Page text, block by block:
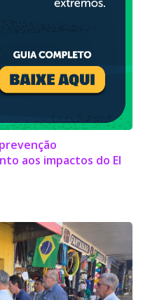
aos impactos do El